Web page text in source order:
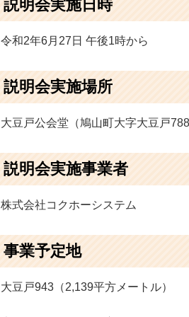
説明会実施日時
令和2年6月27日 午後1時から
説明会実施場所
大豆戸公会堂（鳩山町大字大豆戸
説明会実施事業者
株式会社コクホーシステム
事業予定地
大豆戸943（2,139平方メートル）